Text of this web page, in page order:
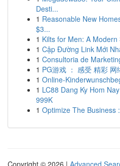
Desti...
1 Reasonable New
$3...
1 Kilts for Men: A
1 Cập Đường Link Mới
1 Consultoria de
1 PG游戏 ： 感受 精彩
1 Online-
1 LC88 Dang Ky Hom
999K
1 Optimize The Business
Copyright © 2026 | Advanced